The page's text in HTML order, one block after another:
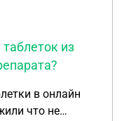
из
в онлайн